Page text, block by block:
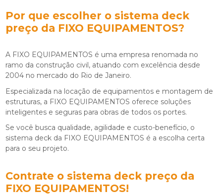
Por que escolher o sistema deck
preçoda FIXO EQUIPAMENTOS?
A FIXO EQUIPAMENTOS é uma empresa renomada no
ramo da construção civil, atuando com excelência desde
2004 no mercado do Rio de Janeiro.
Especializada na locação de equipamentos e montagem de
estruturas, a FIXO EQUIPAMENTOS oferece soluções
inteligentes e seguras para obras de todos os portes.
Se você busca qualidade, agilidade e custo-benefício, o
sistema deck da FIXO EQUIPAMENTOS é a escolha certa
para o seu projeto.
Contrate o sistema deck preçoda
FIXO EQUIPAMENTOS!